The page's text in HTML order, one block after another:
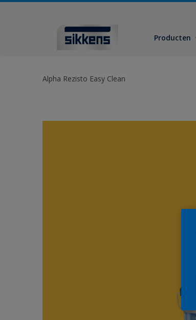
Producten
Alpha Rezisto Easy Clean